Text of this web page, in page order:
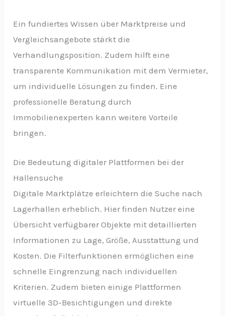
Ein fundiertes Wissen über Marktpreise und
Vergleichsangebote stärkt die
Verhandlungsposition. Zudem hilft eine
transparente Kommunikation mit dem Vermieter,
um individuelle Lösungen zu finden. Eine
professionelle Beratung durch
Immobilienexperten kann weitere Vorteile
bringen.
Die Bedeutung digitaler Plattformen bei der
Hallensuche
Digitale Marktplätze erleichtern die Suche nach
Lagerhallen erheblich. Hier finden Nutzer eine
Übersicht verfügbarer Objekte mit detaillierten
Informationen zu Lage, Größe, Ausstattung und
Kosten. Die Filterfunktionen ermöglichen eine
schnelle Eingrenzung nach individuellen
Kriterien. Zudem bieten einige Plattformen
virtuelle 3D-Besichtigungen und direkte